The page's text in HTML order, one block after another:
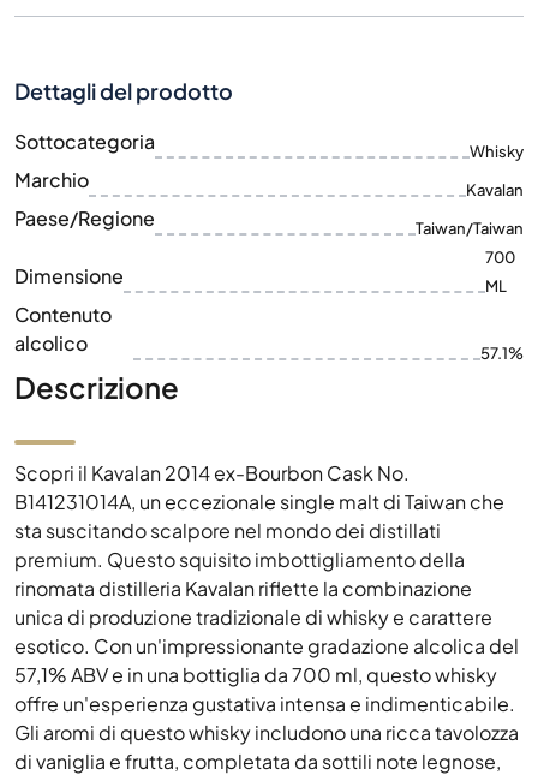
Dettagli del prodotto
Sottocategoria Whisky
Marchio Kavalan
Paese/Regione Taiwan/Taiwan
Dimensione
700
ML
Contenuto
alcolico
57.1%
Descrizione
Scopri il Kavalan 2014 ex-Bourbon Cask No.
B141231014A, un eccezionale single malt di Taiwan che
sta suscitando scalpore nel mondo dei distillati
premium. Questo squisito imbottigliamento della
rinomata distilleria Kavalan riflette la combinazione
unica di produzione tradizionale di whisky e carattere
esotico. Con un'impressionante gradazione alcolica del
57,1% ABV e in una bottiglia da 700 ml, questo whisky
offre un'esperienza gustativa intensa e indimenticabile.
Gli aromi di questo whisky includono una ricca tavolozza
di vaniglia e frutta, completata da sottili note legnose,